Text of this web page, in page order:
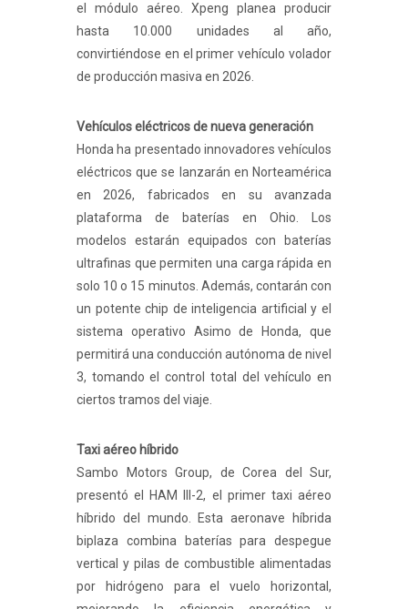
el módulo aéreo. Xpeng planea producir
hasta 10.000 unidades al año,
convirtiéndose en el primer vehículo volador
de producción masiva en 2026.
Vehículos eléctricos de nueva generación
Honda ha presentado innovadores vehículos
eléctricos que se lanzarán en Norteamérica
en 2026, fabricados en su avanzada
plataforma de baterías en Ohio. Los
modelos estarán equipados con baterías
ultrafinas que permiten una carga rápida en
solo 10 o 15 minutos. Además, contarán con
un potente chip de inteligencia artificial y el
sistema operativo Asimo de Honda, que
permitirá una conducción autónoma de nivel
3, tomando el control total del vehículo en
ciertos tramos del viaje.
Taxi aéreo híbrido
Sambo Motors Group, de Corea del Sur,
presentó el HAM III-2, el primer taxi aéreo
híbrido del mundo. Esta aeronave híbrida
biplaza combina baterías para despegue
vertical y pilas de combustible alimentadas
por hidrógeno para el vuelo horizontal,